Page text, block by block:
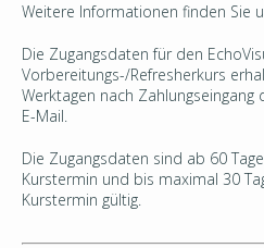
Weitere Informationen finden Sie
Die Zugangsdaten für den
Vorbereitungs-/Refresherkurs
Werktagen nach
E-Mail.
Die Zugangsdaten sind ab 60
Kurstermin und bis maximal 30
Kurstermin gültig.